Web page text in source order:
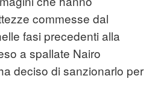
commesse dal
fasi precedenti alla
a spallate Nairo
deciso di sanzionarlo per